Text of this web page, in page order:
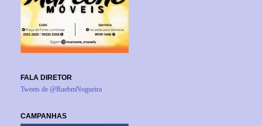
FALA DIRETOR
Tweets de @RuebmNogueira
CAMPANHAS